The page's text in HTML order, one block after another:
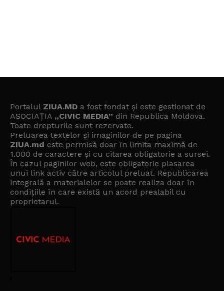
Portalul ZIUA.MD a fost fondat și este gestionat de
ASOCIAȚIA „CIVIC MEDIA” din Republica Moldova.
Toate drepturile sunt rezervate.
Preluarea textelor și imaginilor de pe pagina
ZIUA.md este permisă doar în limita maximă de
1.000 de caractere și cu citarea obligatorie a sursei.
În cazul paginilor web, este obligatorie plasarea
unui link activ către articolul preluat. Republicarea
integrală a materialelor se poate realiza doar în
condițiile în care există un acord prealabil cu
proprietarul.